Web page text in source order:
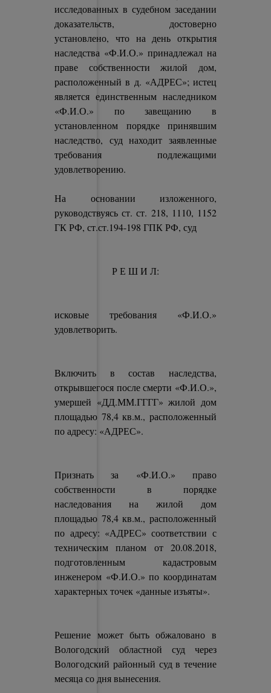
исследованных в судебном заседании
доказательств, достоверно
установлено, что на день открытия
наследства «Ф.И.О.» принадлежал на
праве собственности жилой дом,
расположенный в д. «АДРЕС»; истец
является единственным наследником
«Ф.И.О.» по завещанию в
установленном порядке принявшим
наследство, суд находит заявленные
требования подлежащими
удовлетворению.
На основании изложенного,
руководствуясь ст. ст. 218, 1110, 1152
ГК РФ, ст.ст.194-198 ГПК РФ, суд
Р Е Ш И Л:
исковые требования «Ф.И.О.»
удовлетворить.
Включить в состав наследства,
открывшегося после смерти «Ф.И.О.»,
умершей «ДД.ММ.ГГГГ» жилой дом
площадью 78,4 кв.м., расположенный
по адресу: «АДРЕС».
Признать за «Ф.И.О.» право
собственности в порядке
наследования на жилой дом
площадью 78,4 кв.м., расположенный
по адресу: «АДРЕС» соответствии с
техническим планом от 20.08.2018,
подготовленным кадастровым
инженером «Ф.И.О.» по координатам
характерных точек «данные изъяты».
Решение может быть обжаловано в
Вологодский областной суд через
Вологодский районный суд в течение
месяца со дня вынесения.